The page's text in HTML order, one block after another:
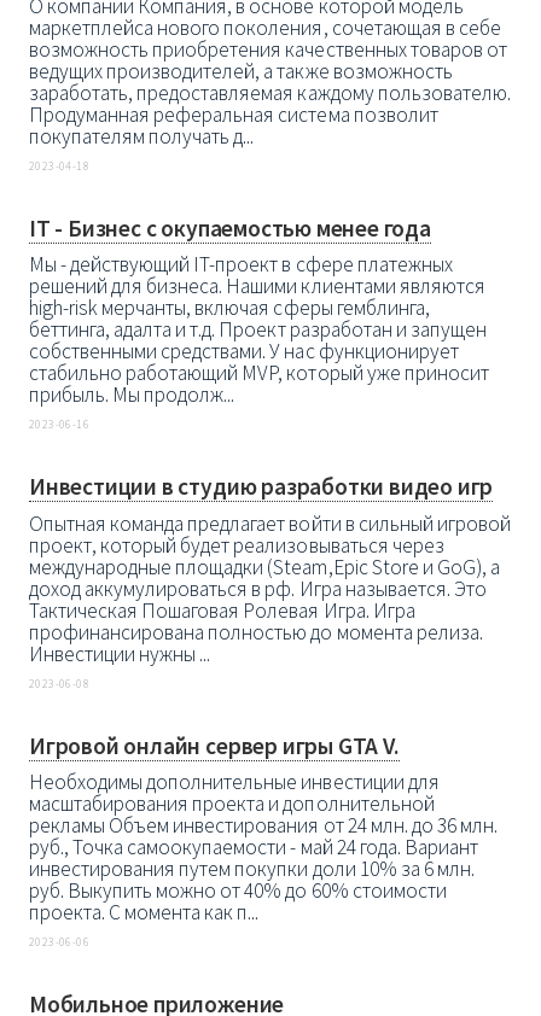
О компании Компания, в основе которой модель
маркетплейса нового поколения, сочетающая в себе
возможность приобретения качественных товаров от
ведущих производителей, а также возможность
заработать, предоставляемая каждому пользователю.
Продуманная реферальная система позволит
покупателям получать д...
2023-04-18
IT - Бизнес с окупаемостью менее года
Мы - действующий IT-проект в сфере платежных
решений для бизнеса. Нашими клиентами являются
high-risk мерчанты, включая сферы гемблинга,
беттинга, адалта и т.д. Проект разработан и запущен
собственными средствами. У нас функционирует
стабильно работающий MVP, который уже приносит
прибыль. Мы продолж...
2023-06-16
Инвестиции в студию разработки видео игр
Опытная команда предлагает войти в сильный игровой
проект, который будет реализовываться через
международные площадки (Steam,Epic Store и GoG), а
доход аккумулироваться в рф. Игра называется. Это
Тактическая Пошаговая Ролевая Игра. Игра
профинансирована полностью до момента релиза.
Инвестиции нужны ...
2023-06-08
Игровой онлайн сервер игры GTA V.
Необходимы дополнительные инвестиции для
масштабирования проекта и дополнительной
рекламы Объем инвестирования от 24 млн. до 36 млн.
руб., Точка самоокупаемости - май 24 года. Вариант
инвестирования путем покупки доли 10% за 6 млн.
руб. Выкупить можно от 40% до 60% стоимости
проекта. С момента как п...
2023-06-06
Мобильное приложение